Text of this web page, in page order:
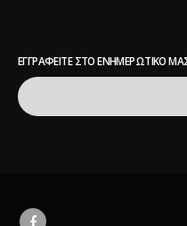
ΕΓΓΡΑΦΕΊΤΕ ΣΤΟ ΕΝΗΜΕΡΩΤΙΚΌ